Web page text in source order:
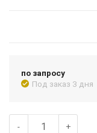
по запросу
Под заказ 3 дня
- +